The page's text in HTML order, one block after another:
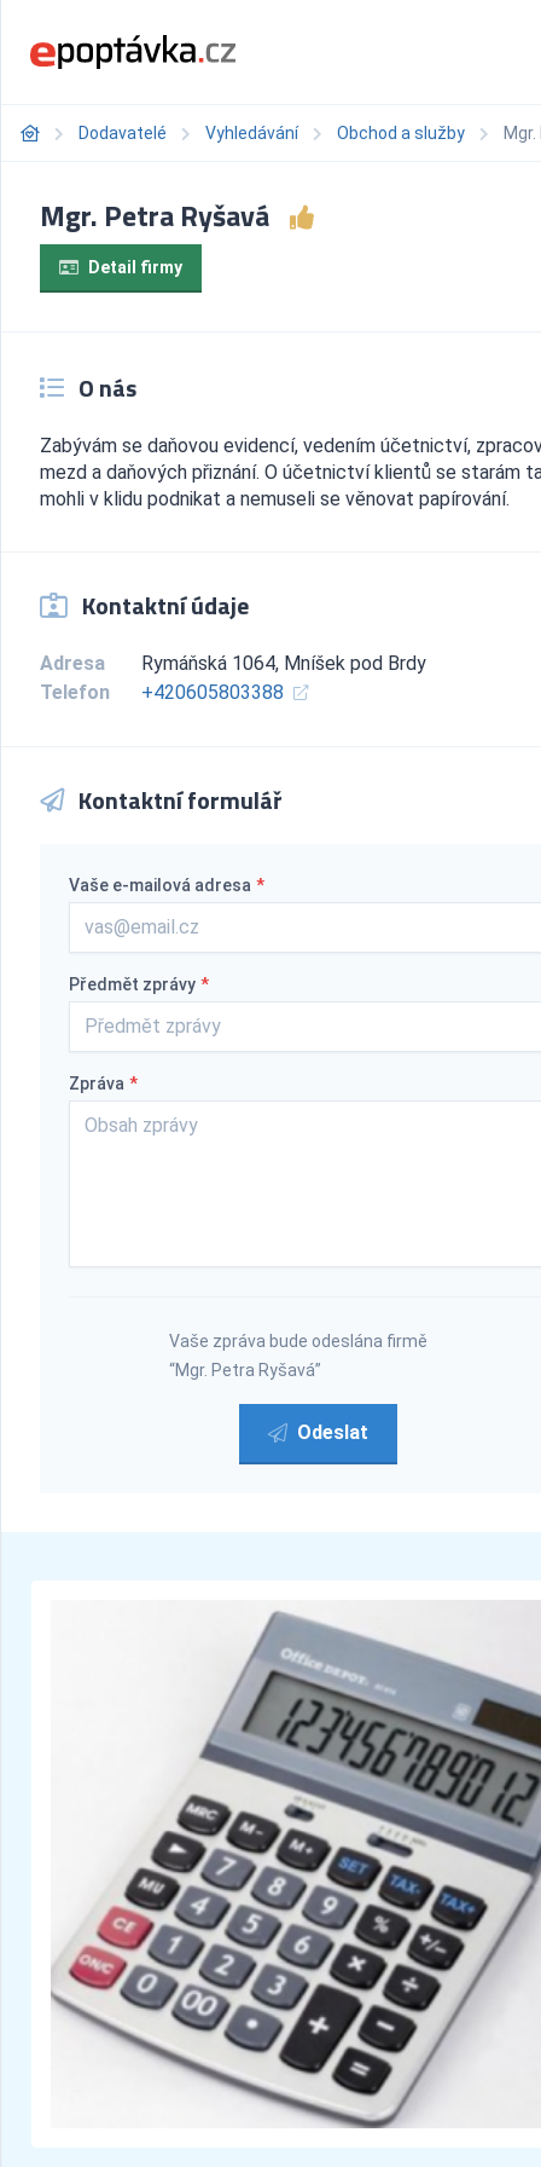
Dodavatelé Vyhledávání Obchod a služby
Mgr. Petra Ryšavá
Detail firmy
O nás
Zabývám se daňovou evidencí, vedením účetnictví,
mezd a daňových přiznání. O účetnictví klientů se starám
mohli v klidu podnikat a nemuseli se věnovat papírování.
Kontaktní údaje
Adresa
Rymáňská 1064, Mníšek pod Brdy
Telefon
+420605803388
Kontaktní formulář
Vaše e-mailová adresa *
Předmět zprávy *
Zpráva *
Vaše zpráva bude odeslána firmě
“Mgr. Petra Ryšavá”
Odeslat